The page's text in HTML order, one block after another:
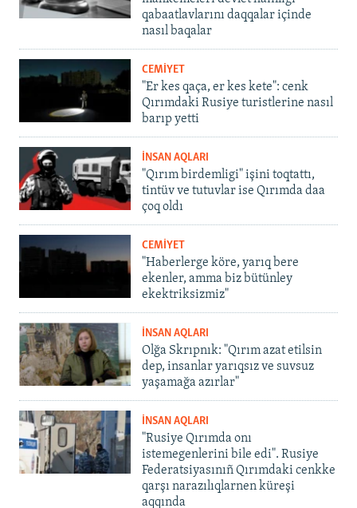
qabaatlavlarını daqqalar içinde
nasıl baqalar
CEMİYET
"Er kes qaça, er kes kete": cenk
Qırımdaki Rusiye turistlerine nasıl
barıp yetti
İNSAN AQLARI
"Qırım birdemligi" işini toqtattı,
tintüv ve tutuvlar ise Qırımda daa
çoq oldı
CEMİYET
"Haberlerge köre, yarıq bere
ekenler, amma biz bütünley
ekektriksizmiz"
İNSAN AQLARI
Olğa Skrıpnık: "Qırım azat etilsin
dep, insanlar yarıqsız ve suvsuz
yaşamağa azırlar"
İNSAN AQLARI
"Rusiye Qırımda onı
istemegenlerini bile edi". Rusiye
Federatsiyasınıñ Qırımdaki cenkke
qarşı narazılıqlarnen küreşi
aqqında